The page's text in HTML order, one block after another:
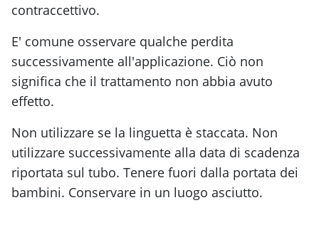
contraccettivo.
E' comune osservare qualche perdita
successivamente all'applicazione. Ciò non
significa che il trattamento non abbia avuto
effetto.
Non utilizzare se la linguetta è staccata. Non
utilizzare successivamente alla data di scadenza
riportata sul tubo. Tenere fuori dalla portata dei
bambini. Conservare in un luogo asciutto.